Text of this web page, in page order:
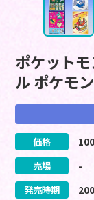
ポケット
ル ポケモ
価格 100
売場
-
発売時期